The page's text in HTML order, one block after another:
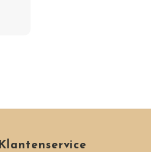
Klantenservice